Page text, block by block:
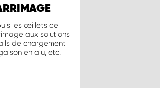
les œillets de
aux solutions
de chargement
en alu, etc.